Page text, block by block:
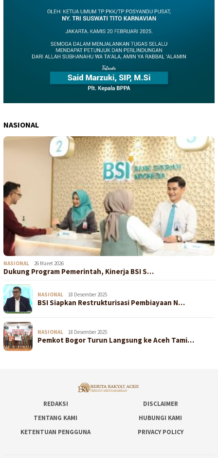
NASIONAL
NASIONAL 26 Maret 2026
Dukung Program Pemerintah, Kinerja BSI S…
NASIONAL 18 Desember 2025
BSI Siapkan Restrukturisasi Pembiayaan N…
NASIONAL 18 Desember 2025
Pemkot Bogor Turun Langsung ke Aceh Tami…
REDAKSI
DISCLAIMER
TENTANG KAMI
HUBUNGI KAMI
KETENTUAN PENGGUNA
PRIVACY POLICY